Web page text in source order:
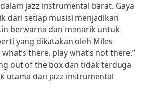
jazz instrumental barat. Gaya
dari setiap musisi menjadikan
berwarna dan menarik untuk
yang dikatakan oleh Miles
what’s there, play what’s not there.”
out of the box dan tidak terduga
utama dari jazz instrumental